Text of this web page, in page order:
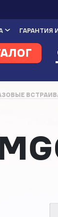
ГАРАНТИЯ